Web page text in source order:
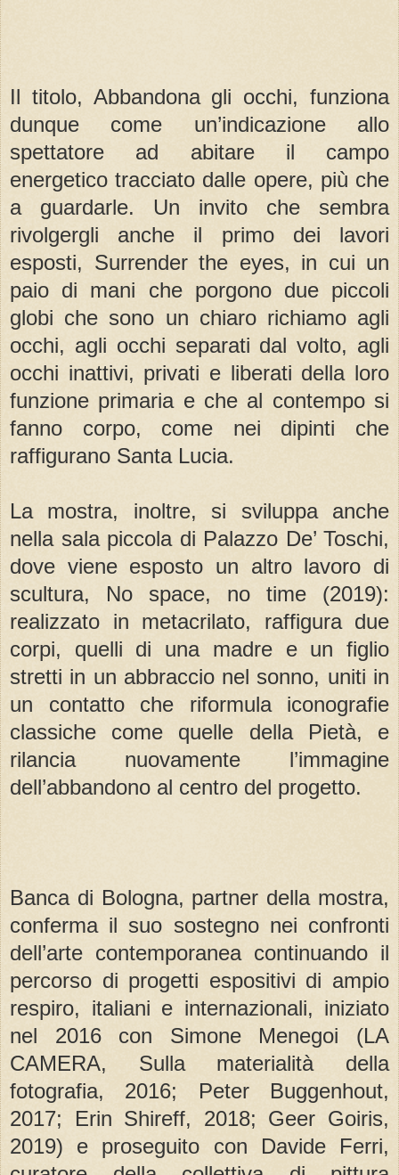
Il titolo, Abbandona gli occhi, funziona
dunque come un’indicazione allo
spettatore ad abitare il campo
energetico tracciato dalle opere, più che
a guardarle. Un invito che sembra
rivolgergli anche il primo dei lavori
esposti, Surrender the eyes, in cui un
paio di mani che porgono due piccoli
globi che sono un chiaro richiamo agli
occhi, agli occhi separati dal volto, agli
occhi inattivi, privati e liberati della loro
funzione primaria e che al contempo si
fanno corpo, come nei dipinti che
raffigurano Santa Lucia.
La mostra, inoltre, si sviluppa anche
nella sala piccola di Palazzo De’ Toschi,
dove viene esposto un altro lavoro di
scultura, No space, no time (2019):
realizzato in metacrilato, raffigura due
corpi, quelli di una madre e un figlio
stretti in un abbraccio nel sonno, uniti in
un contatto che riformula iconografie
classiche come quelle della Pietà, e
rilancia nuovamente l’immagine
dell’abbandono al centro del progetto.
Banca di Bologna, partner della mostra,
conferma il suo sostegno nei confronti
dell’arte contemporanea continuando il
percorso di progetti espositivi di ampio
respiro, italiani e internazionali, iniziato
nel 2016 con Simone Menegoi (LA
CAMERA, Sulla materialità della
fotografia, 2016; Peter Buggenhout,
2017; Erin Shireff, 2018; Geer Goiris,
2019) e proseguito con Davide Ferri,